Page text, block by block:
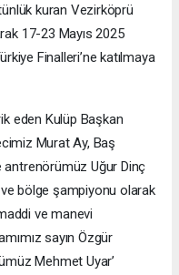
kuran Vezirköprü
17-23 Mayıs 2025
Finalleri’ne katılmaya
eden Kulüp Başkan
Murat Ay, Baş
Uğur Dinç
ve bölge şampiyonu olarak
ve manevi
sayın Özgür
Mehmet Uyar’